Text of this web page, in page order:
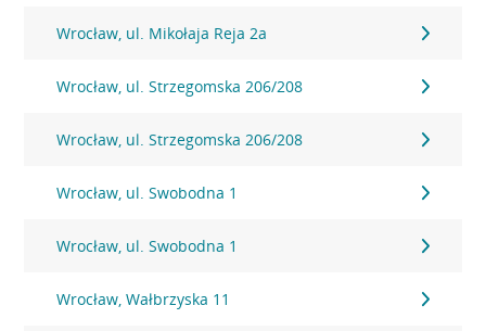
Wrocław, ul. Mikołaja Reja 2a
Wrocław, ul. Strzegomska 206/208
Wrocław, ul. Strzegomska 206/208
Wrocław, ul. Swobodna 1
Wrocław, ul. Swobodna 1
Wrocław, Wałbrzyska 11